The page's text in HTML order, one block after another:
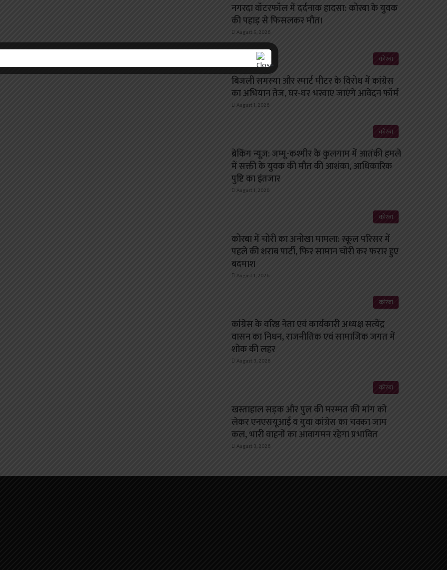
नगरदा वॉटरफॉल में दर्दनाक हादसा: कोरबा के युवक
की पहाड़ से फिसलकर मौत।
August 5, 2026
कोरबा
बिजली समस्या और स्मार्ट मीटर के विरोध में कांग्रेस
का अभियान तेज, घर-घर भरवाए जाएंगे आवेदन फॉर्म
August 1, 2026
कोरबा
ब्रेकिंग न्यूज़: जम्मू-कश्मीर के कुलगाम में आतंकी हमले
में सक्ती के युवक की मौत की आशंका, आधिकारिक
पुष्टि का इंतजार
August 1, 2026
कोरबा
कोरबा में चोरी का अनोखा मामला: स्कूल परिसर में
पहले की शराब पार्टी, फिर सामान चोरी कर फरार हुए
बदमाश
August 1, 2026
कोरबा
कांग्रेस के वरिष्ठ नेता एवं कार्यकारी अध्यक्ष सत्येंद्र
वासन का निधन, राजनीतिक एवं सामाजिक जगत में
शोक की लहर
August 3, 2026
कोरबा
खस्ताहाल सड़क और पुल की मरम्मत की मांग को
लेकर एनएसयूआई व युवा कांग्रेस का चक्का जाम
कल, भारी वाहनों का आवागमन रहेगा प्रभावित
August 3, 2026